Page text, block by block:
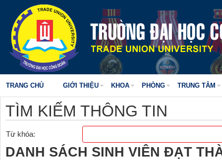
TRANG CHỦ GIỚI THIỆU KHOA PHÒNG TRUNG TÂM
TÌM KIẾM THÔNG TIN
Từ khóa:
DANH SÁCH SINH VIÊN ĐẠT